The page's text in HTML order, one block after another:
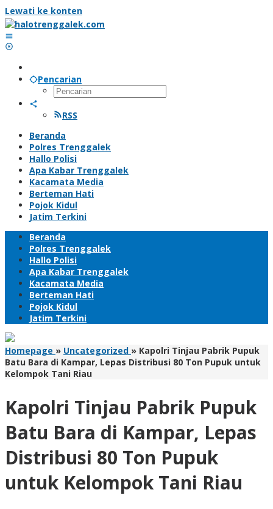
Lewati ke konten
Pencarian
RSS
Beranda
Polres Trenggalek
Hallo Polisi
Apa Kabar Trenggalek
Kacamata Media
Berteman Hati
Pojok Kidul
Jatim Terkini
Beranda
Polres Trenggalek
Hallo Polisi
Apa Kabar Trenggalek
Kacamata Media
Berteman Hati
Pojok Kidul
Jatim Terkini
Homepage » Uncategorized » Kapolri Tinjau Pabrik Pupuk
Batu Bara di Kampar, Lepas Distribusi 80 Ton Pupuk untuk
Kelompok Tani Riau
Kapolri Tinjau Pabrik Pupuk
Batu Bara di Kampar, Lepas
Distribusi 80 Ton Pupuk
untuk Kelompok Tani Riau